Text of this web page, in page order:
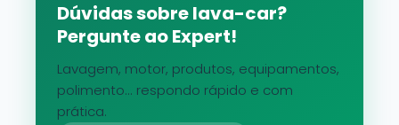
Dúvidas sobre lava-car?
Pergunte ao Expert!
Lavagem, motor, produtos, equipamentos,
polimento... respondo rápido e com
prática.